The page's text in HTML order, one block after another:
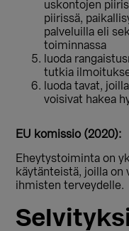
uskontojen
piirissä,
palveluilla eli
toiminnassa
luoda
tutkia
luoda tavat,
voisivat hakea
EU komissio (2020):
Eheytystoiminta on
käytänteistä, joilla on
ihmisten terveydelle.